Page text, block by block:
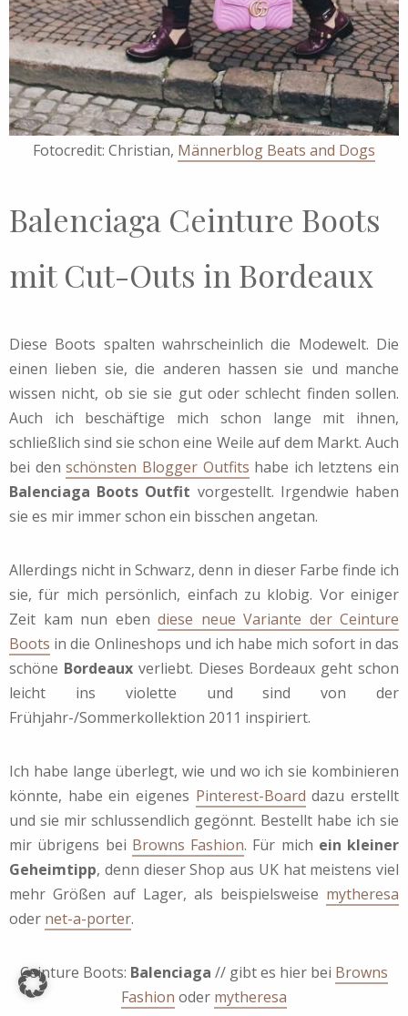
Fotocredit: Christian, Männerblog Beats and Dogs
Balenciaga Ceinture Boots
mit Cut-Outs in Bordeaux
Diese Boots spalten wahrscheinlich die Modewelt. Die
einen lieben sie, die anderen hassen sie und manche
wissen nicht, ob sie sie gut oder schlecht finden sollen.
Auch ich beschäftige mich schon lange mit ihnen,
schließlich sind sie schon eine Weile auf dem Markt. Auch
bei denschönsten Blogger Outfits habe ich letztens ein
Balenciaga Boots Outfit vorgestellt. Irgendwie haben
sie es mir immer schon ein bisschen angetan.
Allerdings nicht in Schwarz, denn in dieser Farbe finde ich
sie, für mich persönlich, einfach zu klobig. Vor einiger
Zeit kam nun eben diese neue Variante der Ceinture
Boots in die Onlineshops und ich habe mich sofort in das
schöne Bordeauxverliebt. Dieses Bordeaux geht schon
leicht ins violette und sind von der
Frühjahr-/Sommerkollektion 2011 inspiriert.
Ich habe lange überlegt, wie und wo ich sie kombinieren
könnte, habe ein eigenes Pinterest-Board dazu erstellt
und sie mir schlussendlich gegönnt. Bestellt habe ich sie
mir übrigens bei Browns Fashion. Für mich ein kleiner
Geheimtipp, denn dieser Shop aus UK hat meistens viel
mehr Größen auf Lager, als beispielsweise mytheresa
oder net-a-porter.
Ceinture Boots: Balenciaga // gibt es hier bei Browns
Fashion oder mytheresa